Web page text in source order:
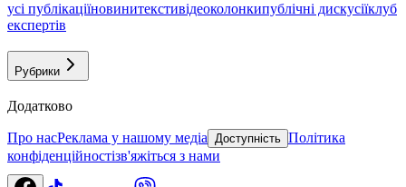
усі публікаціїновинитекстивідеоколонкипублічні дискусіїклуб
експертів
Рубрики
Додатково
Про насРеклама у нашому медіа Доступність Політика
конфіденційностізв'яжіться з нами